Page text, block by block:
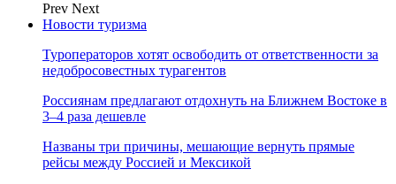
Prev Next
Новости туризма
Туроператоров хотят освободить от ответственности за
недобросовестных турагентов
Россиянам предлагают отдохнуть на Ближнем Востоке в
3–4 раза дешевле
Названы три причины, мешающие вернуть прямые
рейсы между Россией и Мексикой